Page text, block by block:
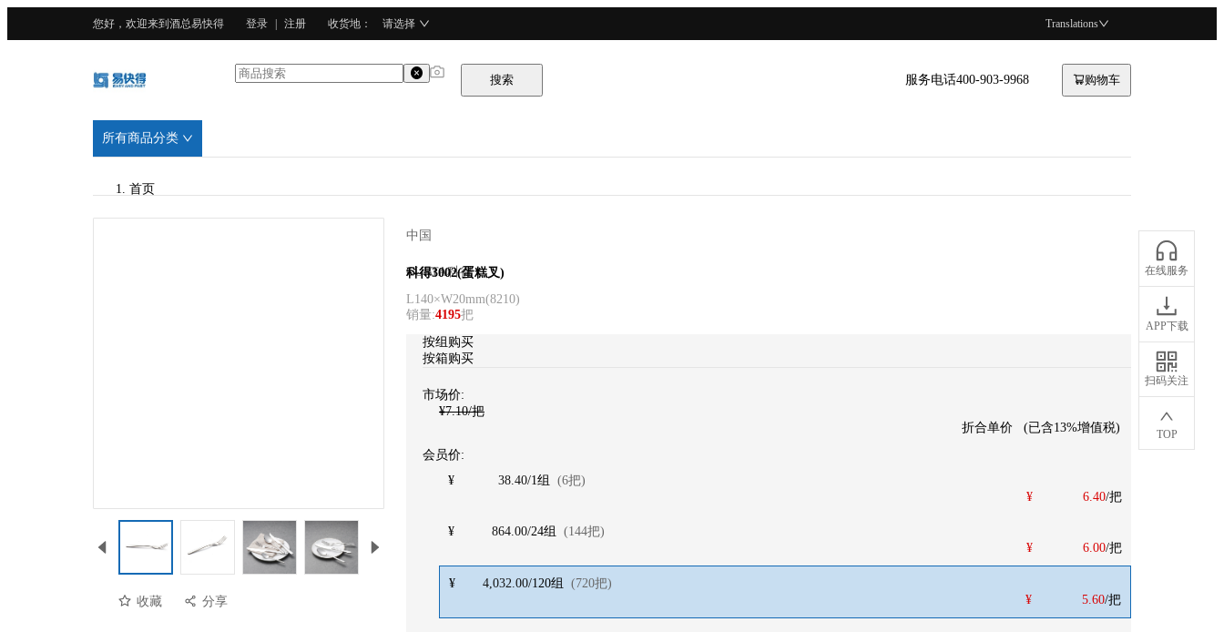
您好，欢迎来到酒总易快得 登录 注册 收货地 ： 请选择 Translations
搜索 服务电话400-903-9968 购物车
所有商品分类
在线服务
APP下载
扫码关注
TOP
首页
收藏 分享
中国
CURTA科得
科得3002(蛋糕叉)
L140×W20mm(8210)
销量:4195把
按组 购买
按箱购买
市场价:
¥7.10/把
折合单价
(已含13%增值税)
会员价:
¥
38.40/1组 (6把)
¥
6.40/把
¥ 864.00/24组 (144把)
¥
6.00/把
¥ 4,032.00/120组 (720把)
¥
5.60/把